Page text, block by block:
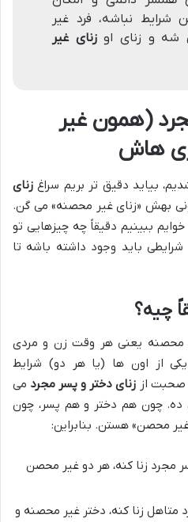
شرایط نباشه، فرد غیر
و زنای اوزنای غیر
(همون غیر
هاش
بیاید دقیق تر بریم سراغ زنای
بهش «زنای غیر محصنه» می گن.
ببینیم دقیقاً چه چیزهایی تو
باید وجود داشته باشه تا
چیه؟
محصنه یعنی هر وقت زن و مردی
از اون ها (یا هر دو) شرایط
صحبت از زنای دختر و پسر مجرد می
ده. چون هم دختر و هم پسر، چون
محصن» هستن. بنابراین:
مجرد زنا کنه، هر دو غیر محصن
متاهل زنا کنه، دختر غیر محصنه و